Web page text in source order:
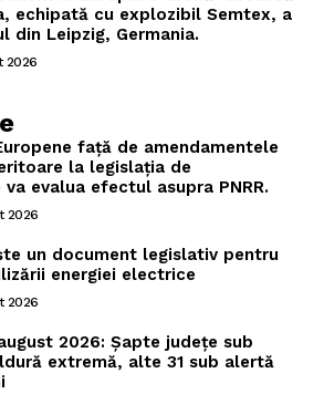
echipată cu explozibil Semtex, a
din Leipzig, Germania.
2026
față de amendamentele
la legislația de
evalua efectul asupra PNRR.
2026
un document legislativ pentru
energiei electrice
2026
2026: Șapte județe sub
extremă, alte 31 sub alertă